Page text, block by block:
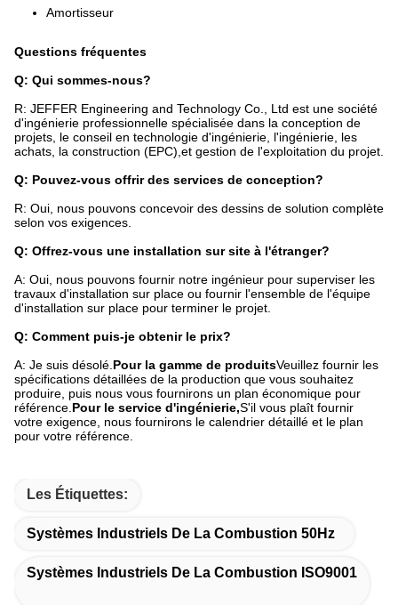
Amortisseur
Questions fréquentes
Q: Qui sommes-nous?
R: JEFFER Engineering and Technology Co., Ltd est une société
d'ingénierie professionnelle spécialisée dans la conception de
projets, le conseil en technologie d'ingénierie, l'ingénierie, les
achats, la construction (EPC),et gestion de l'exploitation du projet.
Q: Pouvez-vous offrir des services de conception?
R: Oui, nous pouvons concevoir des dessins de solution complète
selon vos exigences.
Q: Offrez-vous une installation sur site à l'étranger?
A: Oui, nous pouvons fournir notre ingénieur pour superviser les
travaux d'installation sur place ou fournir l'ensemble de l'équipe
d'installation sur place pour terminer le projet.
Q: Comment puis-je obtenir le prix?
A: Je suis désolé. Pour la gamme de produitsVeuillez fournir les
spécifications détaillées de la production que vous souhaitez
produire, puis nous vous fournirons un plan économique pour
référence. Pour le service d'ingénierie,S'il vous plaît fournir
votre exigence, nous fournirons le calendrier détaillé et le plan
pour votre référence.
Les Étiquettes:
Systèmes Industriels De La Combustion 50Hz
Systèmes Industriels De La Combustion ISO9001